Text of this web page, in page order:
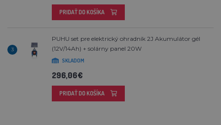
PRIDAŤ DO KOŠÍKA
3
PUHU set pre elektrický ohradník 2J Akumulátor gél
(12V/14Ah) + solárny panel 20W
SKLADOM
296,06€
PRIDAŤ DO KOŠÍKA